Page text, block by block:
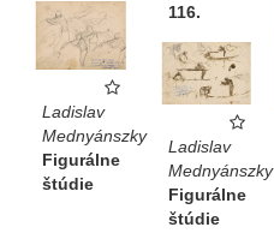
116.
Ladislav
Mednyánszky
Figurálne
štúdie
Ladislav
Mednyánszky
Figurálne
štúdie